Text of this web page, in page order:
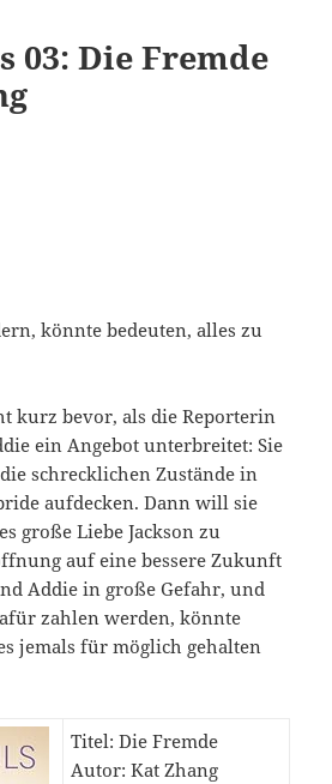
03: Die Fremde
könnte bedeuten, alles zu
kurz bevor, als die Reporterin
ein Angebot unterbreitet: Sie
schrecklichen Zustände in
aufdecken. Dann will sie
große Liebe Jackson zu
auf eine bessere Zukunft
Addie in große Gefahr, und
zahlen werden, könnte
jemals für möglich gehalten
Titel: Die Fremde
Autor: Kat Zhang